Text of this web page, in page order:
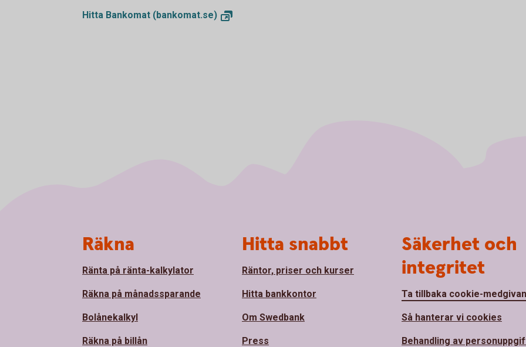
Hitta Bankomat (bankomat.se)
Räkna
Ränta på ränta-kalkylator
Räkna på månadssparande
Bolånekalkyl
Räkna på billån
Hitta snabbt
Räntor, priser och kurser
Hitta bankkontor
Om Swedbank
Press
Säkerhet och
integritet
Ta tillbaka cookie-
Så hanterar vi cookies
Behandling av